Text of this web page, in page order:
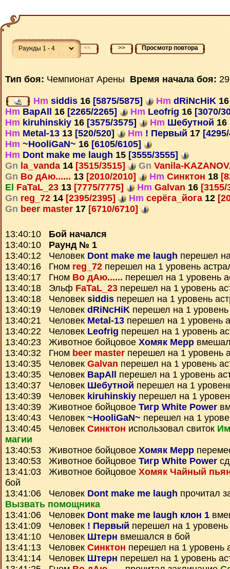
<< >> Просмотр повтора
Тип боя: Чемпионат Арены Время начала боя:
Hm siddis 16 [5875/5875] Hm dRiNcHiK 16
Hm BapAll 16 [2265/2265] Hm Leofrig 16 [3070/
Hm kiruhinskiy 16 [3575/3575] Hm Шебутной 16
Hm Metal-13 13 [520/520] Hm ! Первый 17
Hm ~HooliGaN~ 16 [6105/6105]
Hm Dont make me laugh 15 [3555/3555]
Gn la_vanda 14 [3515/3515] Gn Vanila-
Gn Во дАю...... 13 [2010/2010] Hm Синктон 18
El FaTaL_23 13 [7775/7775] Hm Galvan 16
Gn reg_72 14 [2395/2395] Hm серёга_йога 12
Gn beer master 17 [6710/6710]
13:40:10 Бой начался
13:40:10 Раунд № 1
13:40:12 Человек Dont make me laugh перешел
13:40:16 Гном reg_72 перешел на 1 уровень
13:40:17 Гном Во дАю...... перешел на 1 уровень
13:40:18 Эльф FaTaL_23 перешел на 1 уровень
13:40:18 Человек siddis перешел на 1 уровень
13:40:19 Человек dRiNcHiK перешел на 1
13:40:21 Человек Metal-13 перешел на 1 уровень
13:40:22 Человек Leofrig перешел на 1 уровень
13:40:23 Животное бойцовое Хомяк Мерр
13:40:32 Гном beer master перешел на 1 уровень
13:40:35 Человек Galvan перешел на 1 уровень
13:40:35 Человек BapAll
перешел на 1 уровень
13:40:37 Человек Шебутной перешел на 1
13:40:39 Человек kiruhinskiy перешел на 1
13:40:39 Животное бойцовое Тигр White Power
13:40:43 Человек ~HooliGaN~ перешел на 1
13:40:45 Человек Синктон использовал свиток
магии
13:40:53 Животное бойцовое Хомяк Мерр
13:40:53 Животное бойцовое Тигр White Power
13:41:03 Животное бойцовое Хомяк Чайный
бой
13:41:06 Человек Dont make me laugh прочитал
Вызвать помощника
13:41:06 Человек Dont make me laugh клон 1
13:41:09 Человек ! Первый перешел на 1 уровень
13:41:10 Человек Штерн вмешался в бой
13:41:13 Человек Синктон перешел на 1 уровень
13:41:14 Человек Штерн перешел на 1 уровень